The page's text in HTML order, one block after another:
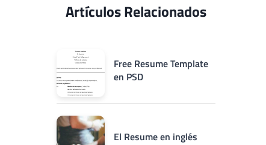
Artículos Relacionados
Free Resume Template
en PSD
El Resume en inglés